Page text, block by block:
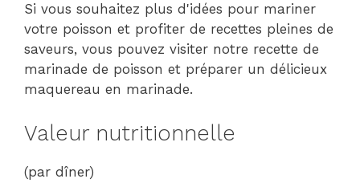
Si vous souhaitez plus d'idées pour mariner
votre poisson et profiter de recettes pleines de
saveurs, vous pouvez visiter notre recette de
marinade de poisson et préparer un délicieux
maquereau en marinade.
Valeur nutritionnelle
(par dîner)